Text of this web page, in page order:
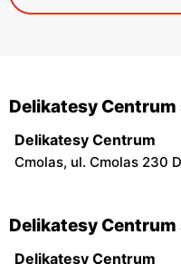
Delikatesy
Delikatesy Centrum
Cmolas, ul. Cmolas 230 D
Delikatesy
Delikatesy Centrum